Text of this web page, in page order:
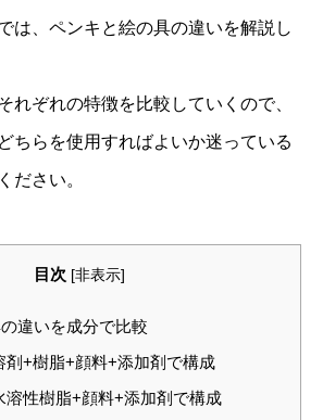
は、ペンキと絵の具の違いを解説し
れぞれの特徴を比較していくので、
ちらを使用すればよいか迷っている
ださい。
目次 [非表示]
違いを成分で比較
剤+樹脂+顔料+添加剤で構成
溶性樹脂+顔料+添加剤で構成